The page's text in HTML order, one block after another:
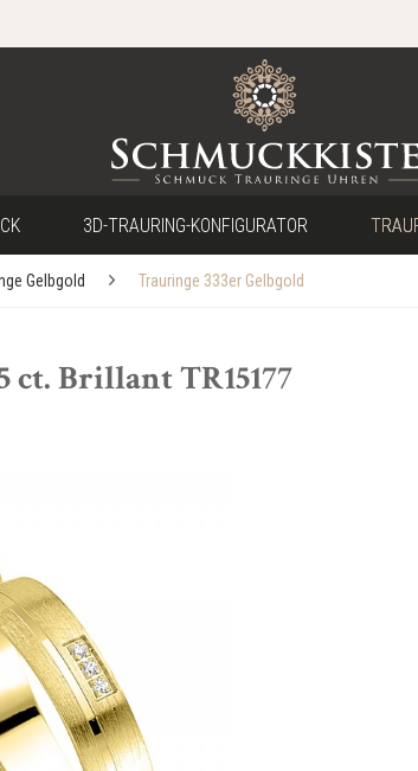
3D-TRAURING-KONFIGURATOR
Gelbgold Trauringe 333er Gelbgold
ct. Brillant TR15177